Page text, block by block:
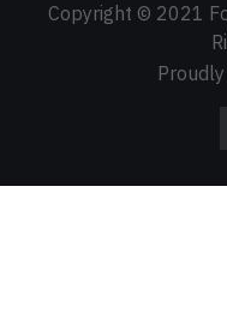
Copyright © 2021